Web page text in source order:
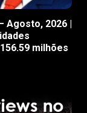
2026 |
milhões